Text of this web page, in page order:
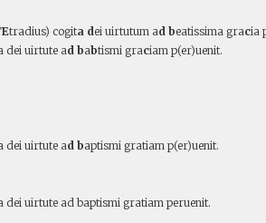
Etradius) cogita d ei uirtutum ad beatissima gracia
dei uirtute ad babtismi graciam p(er)uenit.
dei uirtute ad baptismi gratiam p(er)uenit.
dei uirtute ad baptismi gratiam peruenit.